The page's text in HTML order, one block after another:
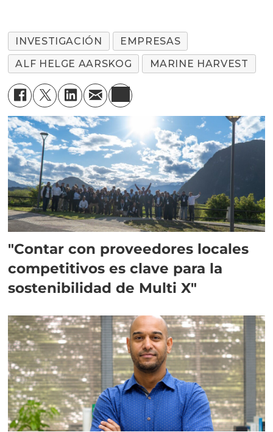
INVESTIGACIÓN
EMPRESAS
ALF HELGE AARSKOG
MARINE HARVEST
"Contar con proveedores locales
competitivos es clave para la
sostenibilidad de Multi X"